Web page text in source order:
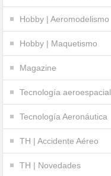
Hobby | Aeromodelismo
Hobby | Maquetismo
Magazine
Tecnología aeroespacial
Tecnología Aeronáutica
TH | Accidente Aéreo
TH | Novedades